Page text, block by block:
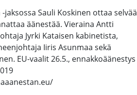
jaksossa Sauli Koskinen ottaa selvää
äänestää. Vieraina Antti
Jyrki Kataisen kabinetista,
Iiris Asunmaa sekä
EU-vaalit 26.5., ennakkoäänestys